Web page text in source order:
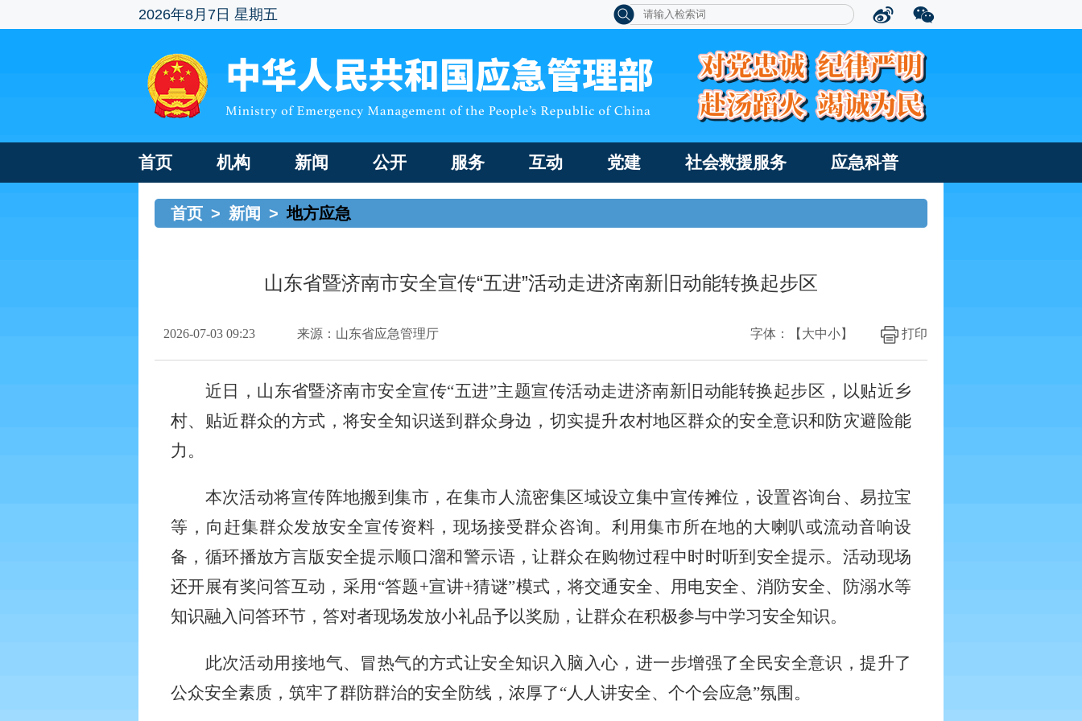
2026年8月7日 星期五
首页 机构 新闻 公开 服务 互动 党建 社会救援服务 应急科普
首页 > 新闻 > 地方应急
山东省暨济南市安全宣传“五进”活动走进济南新旧动能转换起步区
2026-07-03 09:23 来源：山东省应急管理厅 打印
字体：【 大中小】
近日，山东省暨济南市安全宣传“五进”主题宣传活动走进济南新旧动能转换起步区，以贴近乡
村、贴近群众的方式，将安全知识送到群众身边，切实提升农村地区群众的安全意识和防灾避险能
力。
本次活动将宣传阵地搬到集市，在集市人流密集区域设立集中宣传摊位，设置咨询台、易拉宝
等，向赶集群众发放安全宣传资料，现场接受群众咨询。利用集市所在地的大喇叭或流动音响设
备，循环播放方言版安全提示顺口溜和警示语，让群众在购物过程中时时听到安全提示。活动现场
还开展有奖问答互动，采用 “答题+宣讲+猜谜”模式，将交通安全、用电安全、消防安全、防溺水等
知识融入问答环节，答对者现场发放小礼品予以奖励，让群众在积极参与中学习安全知识。
此次活动用接地气、冒热气的方式让安全知识入脑入心，进一步增强了全民安全意识，提升了
公众安全素质，筑牢了群防群治的安全防线，浓厚了“人人讲安全、个个会应急”氛围。